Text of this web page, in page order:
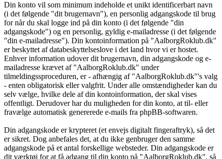
Din konto vil som minimum indeholde et unikt identificerbart navn
(i det følgende "dit brugernavn"), en personlig adgangskode til brug
for når du skal logge ind på din konto (i det følgende "din
adgangskode") og en personlig, gyldig e-mailadresse (i det følgende
"din e-mailadresse"). Din kontoinformation på "AalborgRoklub.dk"
er beskyttet af databeskyttelseslove i det land hvor vi er hostet.
Enhver information udover dit brugernavn, din adgangskode og e-
mailadresse krævet af "AalborgRoklub.dk" under
tilmeldingssproceduren, er - afhængig af "AalborgRoklub.dk"'s valg
- enten obligatorisk eller valgfrit. Under alle omstændigheder kan du
selv vælge, hvilke dele af din kontoinformation, der skal vises
offentligt. Derudover har du muligheden for din konto, at til- eller
fravælge automatisk genererede e-mails fra phpBB-softwaren.
Din adgangskode er krypteret (et envejs digitalt fingeraftryk), så det
er sikret. Dog anbefales det, at du ikke genbruger den samme
adgangskode på et antal forskellige websteder. Din adgangskode er
dit værktøj for at få adgang til din konto på "AalborgRoklub.dk", så